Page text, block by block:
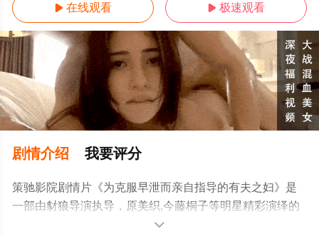
 在线观看  极速观看
剧情介绍 我要评分
策驰影院剧情片《为克服早泄而亲自指导的有夫之妇》是
一部由豺狼导演执导，原美织,今藤桐子等明星精彩演绎的
日本电影，手机免费观看高清无删减完整版电影大全就上
